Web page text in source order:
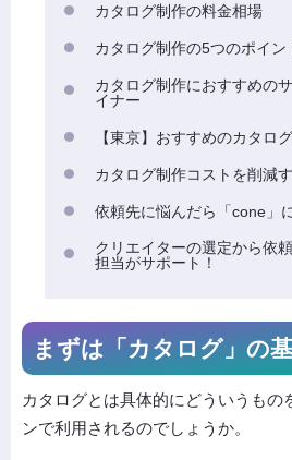
カタログ制作の料金相場
カタログ制作の5つのポイン
カタログ制作におすすめの
イナー
【東京】おすすめのカタロ
カタログ制作コストを削減
依頼先に悩んだら「cone」
クリエイターの選定から依
担当がサポート！
まずは「カタログ」の
カタログとは具体的にどういうもの
ンで利用されるのでしょうか。